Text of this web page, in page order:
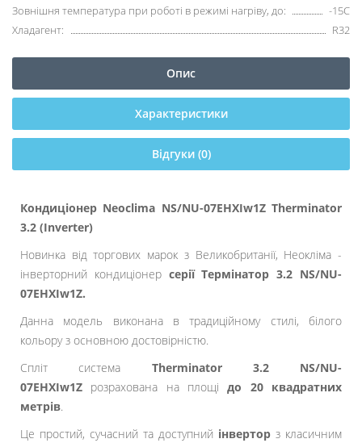
Зовнішня температура при роботі в режимі нагріву, до:
-15С
Хладагент:
R32
Опис
Характеристики
Відгуки (0)
Кондиціонер Neoclima NS/NU-07EHXIw1Z Therminator
3.2 (Inverter)
Новинка від торгових марок з Великобританії, Неокліма -
інверторний кондиціонер серії Термінатор 3.2 NS/NU-
07EHXIw1Z.
Данна модель виконана в традиційному стилі, білого
кольору з основною достовірністю.
Спліт система Therminator 3.2 NS/NU-
07EHXIw1Z розрахована на площідо 20 квадратних
метрів.
Це простий, сучасний та доступний інвертор з класичним